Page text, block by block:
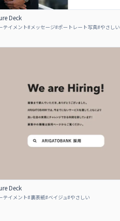
Deck
テイメント#メッセージ#ポートレート写真#やさしい
Deck
テイメント#裏表紙#ベイジュ#やさしい